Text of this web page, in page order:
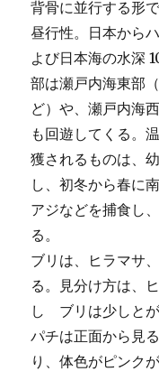
背骨に並行する形
昼行性。日本から
よび日本海の水深
部は瀬戸内海東部
ど）や、瀬戸内海
も回遊してくる。
獲されるものは、
し、初冬から春に
アジなどを捕食し
る。
ブリは、ヒラマサ
る。見分け方は、
し ブリは少しと
パチは正面から見
り、体色がピンク